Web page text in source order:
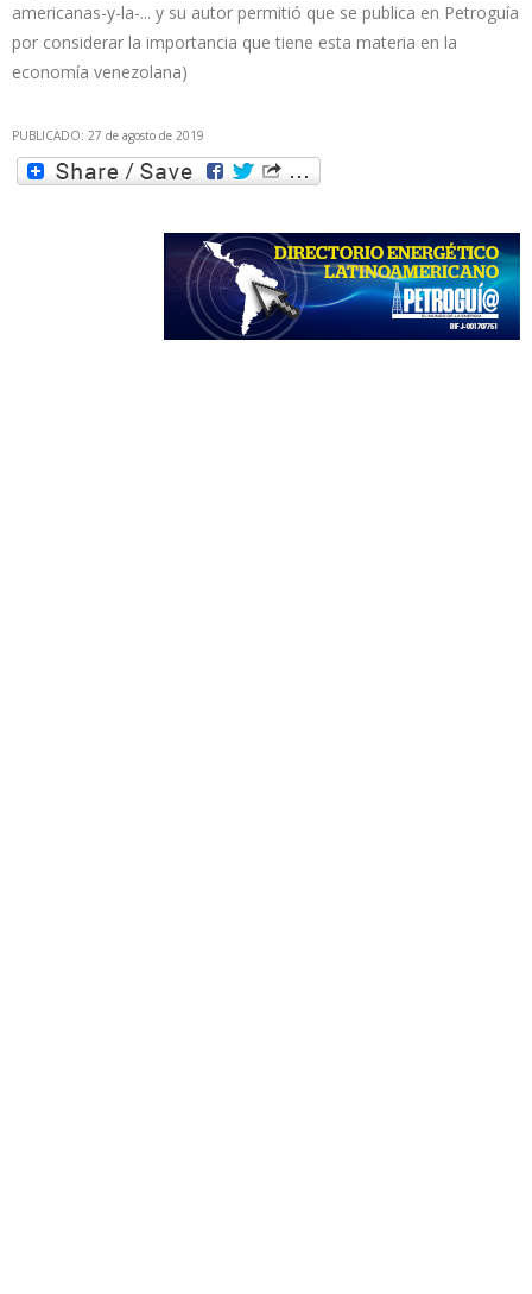
americanas-y-la-... y su autor permitió que se publica en Petroguía
por considerar la importancia que tiene esta materia en la
economía venezolana)
PUBLICADO: 27 de agosto de 2019